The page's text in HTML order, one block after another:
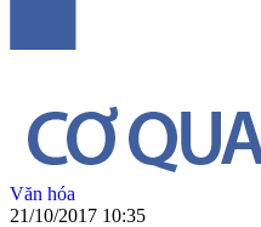
Văn hóa
21/10/2017 10:35